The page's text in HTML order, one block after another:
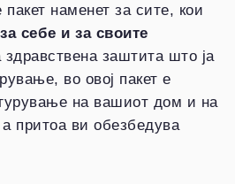
наменет за сите, кои
себе и за своите
здравствена заштита што ја
во овој пакет е
на вашиот дом и на
притоа ви обезбедува